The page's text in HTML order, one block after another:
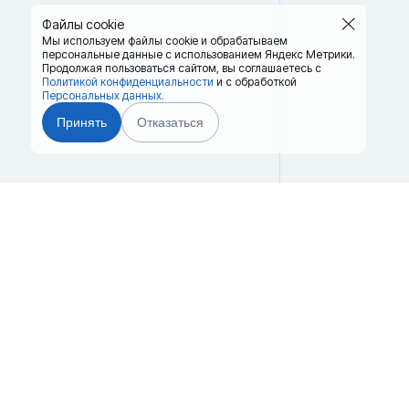
Файлы cookie
Мы используем файлы cookie и обрабатываем
персональные данные с использованием Яндекс Метрики.
Продолжая пользоваться сайтом, вы соглашаетесь с
Политикой конфиденциальности и с обработкой
Персональных данных.
Принять Отказаться